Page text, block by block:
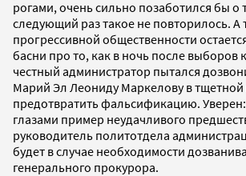
рогами, очень сильно позаботился бы о
следующий раз такое не повторилось. А
прогрессивной общественности
басни про то, как в ночь после выборов
честный администратор пытался
Марий Эл Леониду Маркелову в
предотвратить фальсификацию.
глазами пример неудачливого
руководитель политотдела
будет в случае необходимости
генерального прокурора.